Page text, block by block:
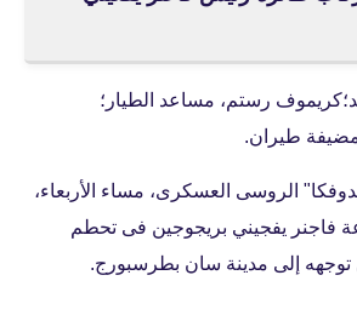
رستم، مساعد الطيار؛
مضيفة طيران.
الروسى العسكرى، مساء الأربعاء،
يفجيني بريجوجين فى تحطم
إلى مدينة سان بطرسبورج.